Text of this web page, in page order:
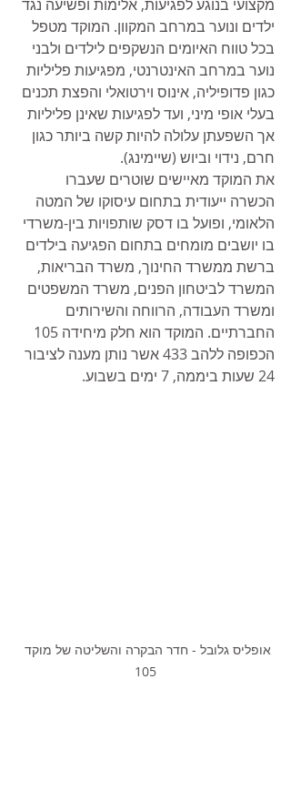
מקצועי בנוגע לפגיעות, אלימות ופשיעה נגד
ילדים ונוער במרחב המקוון. המוקד מטפל
בכל טווח האיומים הנשקפים לילדים ולבני
נוער במרחב האינטרנטי, מפגיעות פליליות
כגון פדופיליה, אינוס וירטואלי והפצת תכנים
בעלי אופי מיני, ועד לפגיעות שאינן פליליות
אך השפעתן עלולה להיות קשה ביותר כגון
חרם, נידוי וביוש (שיימינג).
את המוקד מאיישים שוטרים שעברו
הכשרה ייעודית בתחום עיסוקו של המטה
הלאומי, ופועל בו דסק שותפויות בין-משרדי
בו יושבים מומחים בתחום הפגיעה בילדים
ברשת ממשרד החינוך, משרד הבריאות,
המשרד לביטחון הפנים, משרד המשפטים
ומשרד העבודה, הרווחה והשירותים
הכפופה ללהב 433 אשר נותן מענה לציבור
24 שעות ביממה, 7 ימים בשבוע.
אופליס גלובל - חדר הבקרה והשליטה של מוקד
105